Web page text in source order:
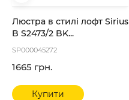
Люстра в стилі лофт Sirius
B S2473/2 BK...
SP000045272
1665 грн.
Купити